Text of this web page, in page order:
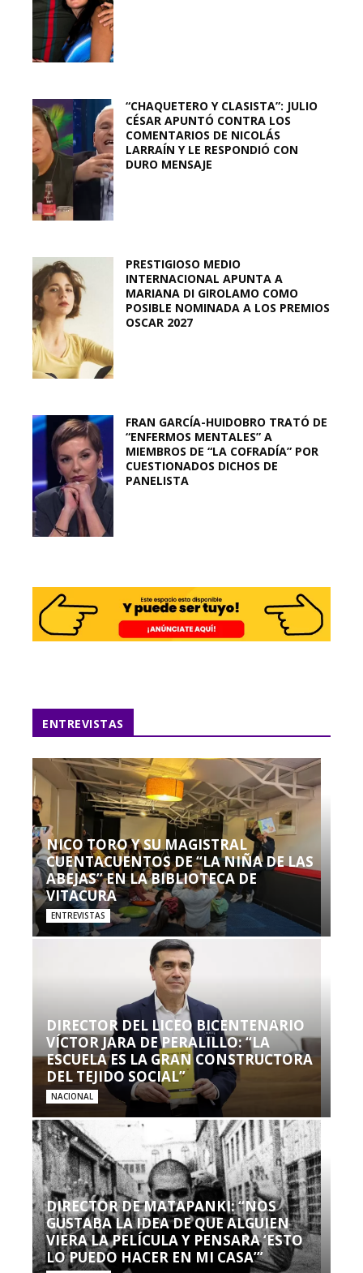
“CHAQUETERO Y CLASISTA”: JULIO
CÉSAR APUNTÓ CONTRA LOS
COMENTARIOS DE NICOLÁS
LARRAÍN Y LE RESPONDIÓ CON
DURO MENSAJE
PRESTIGIOSO MEDIO
INTERNACIONAL APUNTA A
MARIANA DI GIROLAMO COMO
POSIBLE NOMINADA A LOS PREMIOS
OSCAR 2027
FRAN GARCÍA-HUIDOBRO TRATÓ DE
“ENFERMOS MENTALES” A
MIEMBROS DE “LA COFRADÍA” POR
CUESTIONADOS DICHOS DE
PANELISTA
ENTREVISTAS
NICO TORO Y SU MAGISTRAL
CUENTACUENTOS DE “LA NIÑA DE LAS
ABEJAS” EN LA BIBLIOTECA DE
VITACURA
ENTREVISTAS
DIRECTOR DEL LICEO BICENTENARIO
VÍCTOR JARA DE PERALILLO: “LA
ESCUELA ES LA GRAN CONSTRUCTORA
DEL TEJIDO SOCIAL”
NACIONAL
DIRECTOR DE MATAPANKI: “NOS
GUSTABA LA IDEA DE QUE ALGUIEN
VIERA LA PELÍCULA Y PENSARA ‘ESTO
LO PUEDO HACER EN MI CASA’”